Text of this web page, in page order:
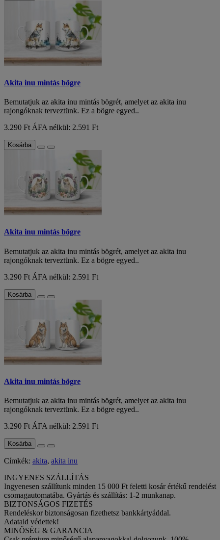
Akita inu mintás bögre
Bemutatjuk az akita inu mintás bögrét, amelyet az akita inu
rajongóknak terveztünk. Ez a bögre egyed..
3.290 Ft ÁFA nélkül: 2.591 Ft
Kosárba
Akita inu mintás bögre
Bemutatjuk az akita inu mintás bögrét, amelyet az akita inu
rajongóknak terveztünk. Ez a bögre egyed..
3.290 Ft ÁFA nélkül: 2.591 Ft
Kosárba
Akita inu mintás bögre
Bemutatjuk az akita inu mintás bögrét, amelyet az akita inu
rajongóknak terveztünk. Ez a bögre egyed..
3.290 Ft ÁFA nélkül: 2.591 Ft
Kosárba
Címkék: akita, akita inu
INGYENES SZÁLLÍTÁS
Ingyenesen szállítunk minden 15 000 Ft feletti kosár értékű rendelést
csomagautomatába. Gyártás és szállítás: 1-2 munkanap.
BIZTONSÁGOS FIZETÉS
Rendeléskor biztonságosan fizethetsz bankkártyáddal.
Adataid védettek!
MINŐSÉG & GARANCIA